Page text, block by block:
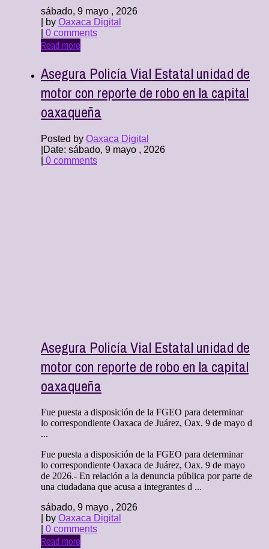
sábado, 9 mayo , 2026
| by Oaxaca Digital
0 comments
Read more
Asegura Policía Vial Estatal unidad de
motor con reporte de robo en la capital
oaxaqueña
Posted by Oaxaca Digital
Date: sábado, 9 mayo , 2026
0 comments
Asegura Policía Vial Estatal unidad de
motor con reporte de robo en la capital
oaxaqueña
Fue puesta a disposición de la FGEO para determinar
lo correspondiente Oaxaca de Juárez, Oax. 9 de mayo d
...
Fue puesta a disposición de la FGEO para determinar
lo correspondiente Oaxaca de Juárez, Oax. 9 de mayo
de 2026.- En relación a la denuncia pública por parte de
una ciudadana que acusa a integrantes d ...
sábado, 9 mayo , 2026
| by Oaxaca Digital
0 comments
Read more